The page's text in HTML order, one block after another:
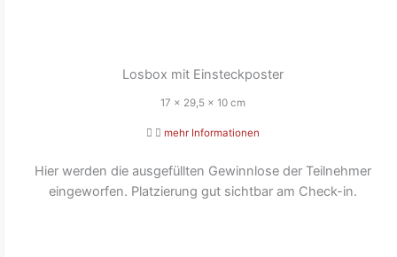
Losbox mit Einsteckposter
17 x 29,5 x 10 cm
mehr Informationen
Hier werden die ausgefüllten Gewinnlose der Teilnehmer
eingeworfen. Platzierung gut sichtbar am Check-in.